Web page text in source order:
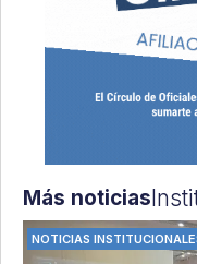
Más noticias
NOTICIAS